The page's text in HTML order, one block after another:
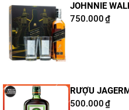
Nội dung bài viết
Sherry Oak Cask
JOHNNIE
750.000₫
RƯỢU
500.000₫